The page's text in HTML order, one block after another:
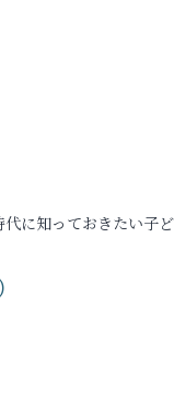
に知っておきたい子